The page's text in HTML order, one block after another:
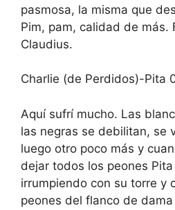
pasmosa, la misma que
Pim, pam, calidad de más.
Claudius.
Charlie (de Perdidos)-Pita
Aquí sufrí mucho. Las
las negras se debilitan, se
luego otro poco más y
dejar todos los peones
irrumpiendo con su torre y
peones del flanco de